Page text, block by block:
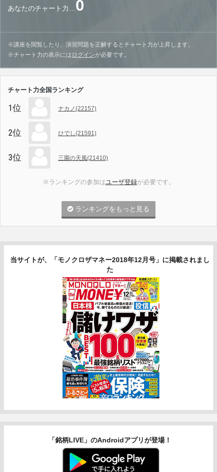
あなたのチャート力… 0
※講座を閲覧したり、演習問題を正解するとチャート力が上昇します。
※チャート力の表示には ログインが必要です。
チャート力全国ランキング
1位 ナカノ(22157)
2位 ひでし(21591)
3位 三園の天風(21410)
※ランキングの参加はユーザ登録が必要です。
ランキングをもっと見る
当サイトが、「モノクロザマネー2018年12月号」に掲載されまし
た
「銘柄LIVE」のAndroidアプリが登場！